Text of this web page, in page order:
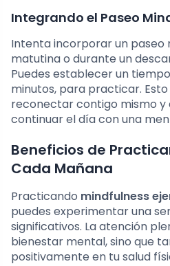
Integrando el Paseo
Intenta incorporar un paseo
matutina o durante un
Puedes establecer un
minutos, para practicar.
reconectar contigo mismo y
continuar el día con una
Beneficios de
Cada Mañana
Practicando mindfulness
puedes experimentar una
significativos. La atención
bienestar mental, sino que
positivamente en tu salud